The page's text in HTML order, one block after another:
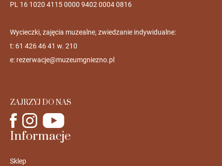
PL 16 1020 4115 0000 9402 0004 0816
Wycieczki, zajęcia muzealne, zwiedzanie indywidualne:
t: 61 426 46 41 w. 210
e: rezerwacje@muzeumgniezno.pl
ZAJRZYJ DO NAS
Informacje
Sklep